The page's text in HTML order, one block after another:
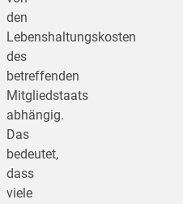
den
Lebenshaltungskosten
des
betreffenden
Mitgliedstaats
abhängig.
Das
bedeutet,
dass
viele